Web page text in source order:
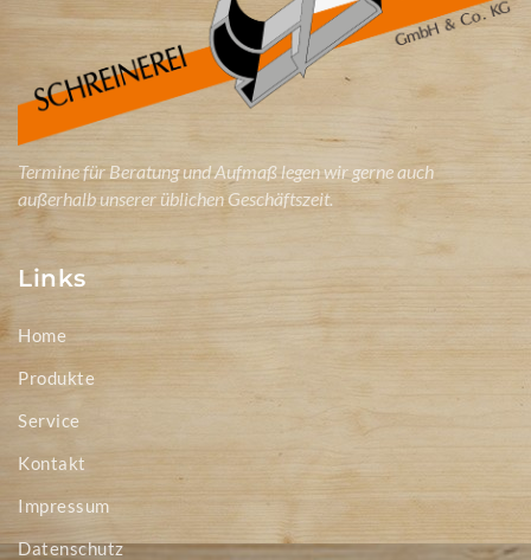
Termine für Beratung und Aufmaß legen wir gerne auch
außerhalb unserer üblichen Geschäftszeit.
Links
Home
Produkte
Service
Kontakt
Impressum
Datenschutz